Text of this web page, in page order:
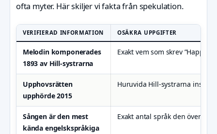
ofta myter. Här skiljer vi fakta från spekulation.
VERIFIERAD INFORMATION OSÄKRA UPPGIFTER
Melodin komponerades
1893 av Hill-systrarna
Exakt vem som skrev ”Happy
Upphovsrätten
upphörde 2015
Huruvida Hill-systrarna
Sången är den mest
kända engelskspråkiga
Exakt antal språk den